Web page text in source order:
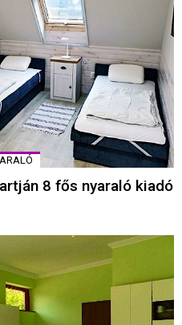
8 fős nyaraló kiadó